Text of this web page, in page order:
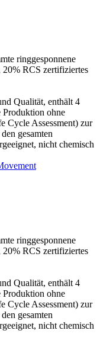
ringgesponnene
RCS zertifiziertes
Qualität, enthält 4
Produktion ohne
Cycle Assessment) zur
gesamten
nicht chemisch
ringgesponnene
RCS zertifiziertes
Qualität, enthält 4
Produktion ohne
Cycle Assessment) zur
gesamten
nicht chemisch